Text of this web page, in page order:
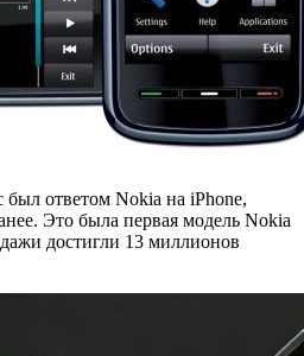
был ответом Nokia на iPhone,
Это была первая модель Nokia
достигли 13 миллионов